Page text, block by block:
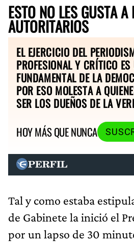
ESTO NO LES GUSTA A
AUTORITARIOS
EL EJERCICIO DEL
PROFESIONAL Y CRÍTICO
FUNDAMENTAL DE LA
POR ESO MOLESTA A
SER LOS DUEÑOS DE LA
HOY MÁS QUE NUNCA
Tal y como estaba
de Gabinete la inició el
por un lapso de 30